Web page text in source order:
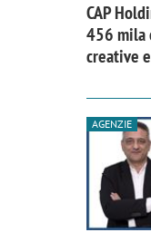
CAP
456 mila
creative
AGENZIE